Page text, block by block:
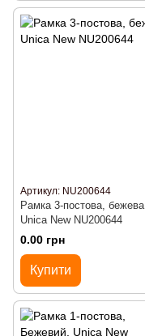
Артикул: NU200644
Рамка 3-постова, бежева
Unica New NU200644
0.00 грн
Купити